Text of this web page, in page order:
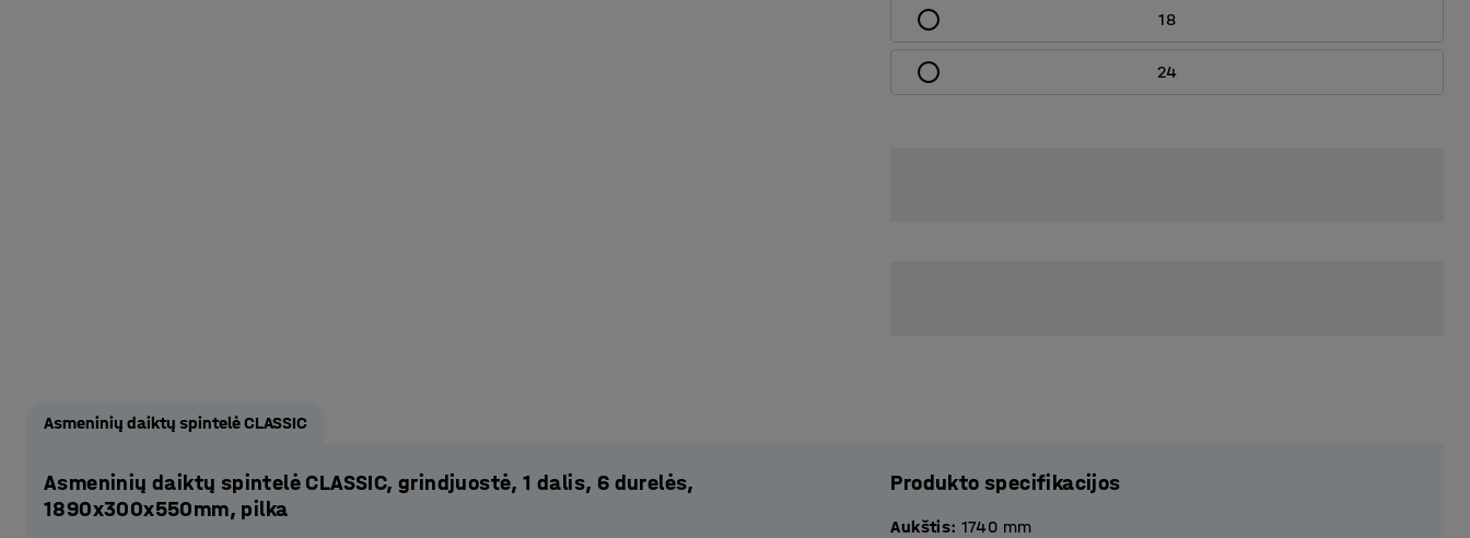
18
24
Asmeninių daiktų spintelė CLASSIC
Asmeninių daiktų spintelė CLASSIC, grindjuostė, 1 dalis, 6 durelės,
1890x300x550mm, pilka
Produkto specifikacijos
Aukštis: 1740 mm